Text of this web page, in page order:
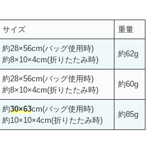
サイズ 重量
約28×56cm(バッグ使用時)
約8×10×4cm(折りたたみ時)
約62g
約28×56cm(バッグ使用時)
約8×10×4cm(折りたたみ時)
約60g
約30×63cm(バッグ使用時)
約10×10×4cm(折りたたみ時)
約85g